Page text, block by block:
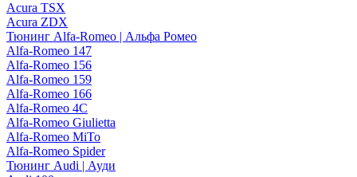
Acura TSX
Acura ZDX
Тюнинг Alfa-Romeo | Альфа Ромео
Alfa-Romeo 147
Alfa-Romeo 156
Alfa-Romeo 159
Alfa-Romeo 166
Alfa-Romeo 4C
Alfa-Romeo Giulietta
Alfa-Romeo MiTo
Alfa-Romeo Spider
Тюнинг Audi | Ауди